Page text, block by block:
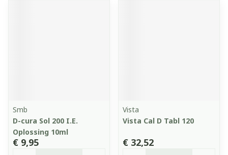
Smb
D-cura Sol 200 I.E.
Oplossing 10ml
€ 9,95
Vista
Vista Cal D Tabl 120
€ 32,52